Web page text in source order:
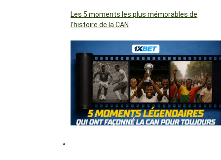
Les 5 moments les plus mémorables de
l’histoire de la CAN